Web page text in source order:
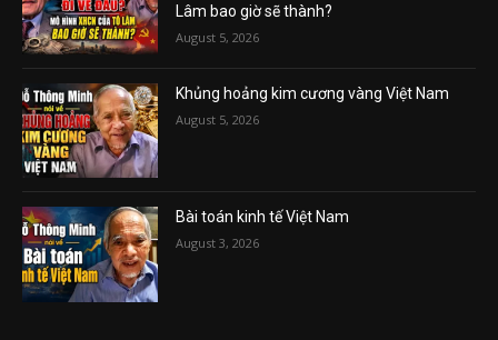
Lâm bao giờ sẽ thành?
August 5, 2026
Khủng hoảng kim cương vàng Việt Nam
August 5, 2026
Bài toán kinh tế Việt Nam
August 3, 2026